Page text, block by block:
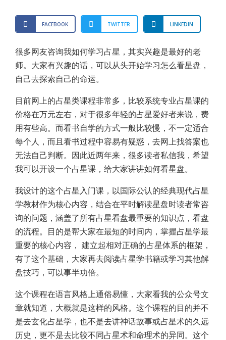
FACEBOOK TWITTER LINKEDIN
很多网友咨询我如何学习占星，其实兴趣是最好的老
师。大家有兴趣的话，可以从头开始学习怎么看星盘，
自己去探索自己的命运。
目前网上的占星类课程非常多，比较系统专业占星课的
价格在万元左右，对于很多年轻的占星爱好者来说，费
用有些高。而看书自学的方式一般比较慢，不一定适合
每个人，而且看书过程中容易有疑惑，去网上找答案也
无法自己判断。因此近两年来，很多读者私信我，希望
我可以开设一个占星课，给大家讲讲如何看星盘。
我设计的这个占星入门课，以国际公认的经典现代占星
学教材作为核心内容，结合在平时解读星盘时读者常咨
询的问题，涵盖了所有占星看盘最重要的知识点，看盘
的流程。目的是帮大家在最短的时间内，掌握占星学最
重要的核心内容， 建立起相对正确的占星体系的框架，
有了这个基础，大家再去阅读占星学书籍或学习其他解
盘技巧，可以事半功倍。
这个课程在语言风格上通俗易懂，大家看我的公众号文
章就知道，大概就是这样的风格。这个课程的目的并不
是去玄化占星学，也不是去讲神话故事或占星术的久远
历史，更不是去比较不同占星术和命理术的异同。这个